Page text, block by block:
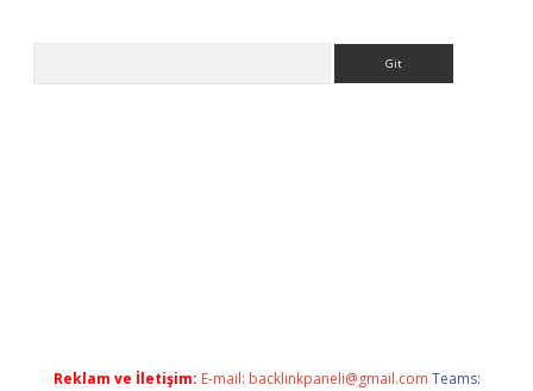
Reklam ve İletişim: E-mail: backlinkpaneli@gmail.com Teams: